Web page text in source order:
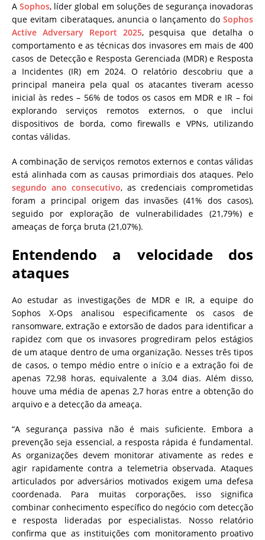
ASophos, líder global em soluções de segurança inovadoras
que evitam ciberataques, anuncia o lançamento do Sophos
Active Adversary Report 2025, pesquisa que detalha o
comportamento e as técnicas dos invasores em mais de 400
casos de Detecção e Resposta Gerenciada (MDR) e Resposta
a Incidentes (IR) em 2024. O relatório descobriu que a
principal maneira pela qual os atacantes tiveram acesso
inicial às redes – 56% de todos os casos em MDR e IR – foi
explorando serviços remotos externos, o que inclui
dispositivos de borda, como firewalls e VPNs, utilizando
contas válidas.
A combinação de serviços remotos externos e contas válidas
está alinhada com as causas primordiais dos ataques. Pelo
segundo ano consecutivo, as credenciais comprometidas
foram a principal origem das invasões (41% dos casos),
seguido por exploração de vulnerabilidades (21,79%) e
ameaças de força bruta (21,07%).
Entendendo a velocidade dos
ataques
Ao estudar as investigações de MDR e IR, a equipe do
Sophos X-Ops analisou especificamente os casos de
ransomware, extração e extorsão de dados para identificar a
rapidez com que os invasores progrediram pelos estágios
de um ataque dentro de uma organização. Nesses três tipos
de casos, o tempo médio entre o início e a extração foi de
apenas 72,98 horas, equivalente a 3,04 dias. Além disso,
houve uma média de apenas 2,7 horas entre a obtenção do
arquivo e a detecção da ameaça.
“A segurança passiva não é mais suficiente. Embora a
prevenção seja essencial, a resposta rápida é fundamental.
As organizações devem monitorar ativamente as redes e
agir rapidamente contra a telemetria observada. Ataques
articulados por adversários motivados exigem uma defesa
coordenada. Para muitas corporações, isso significa
combinar conhecimento específico do negócio com detecção
e resposta lideradas por especialistas. Nosso relatório
confirma que as instituições com monitoramento proativo